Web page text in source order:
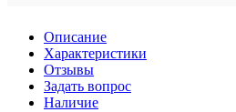
Описание
Характеристики
Отзывы
Задать вопрос
Наличие